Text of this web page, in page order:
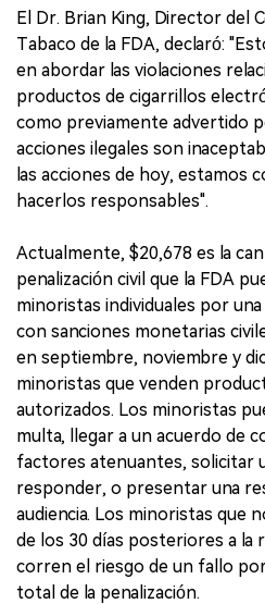
El Dr. Brian King, Director del
Tabaco de la FDA, declaró:
en abordar las violaciones
productos de cigarrillos
como previamente advertido
acciones ilegales son
las acciones de hoy, estamos
hacerlos responsables".
Actualmente, $20,678 es la
penalización civil que la FDA
minoristas individuales por
con sanciones monetarias
en septiembre, noviembre y
minoristas que venden
autorizados. Los minoristas
multa, llegar a un acuerdo de
factores atenuantes, solicitar
responder, o presentar una
audiencia. Los minoristas que
de los 30 días posteriores a la
corren el riesgo de un fallo
total de la penalización.